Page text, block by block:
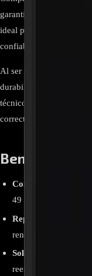
garantiza resolución
ideal para reparaciones
confiable.
Al ser un repuesto
durabilidad originales
técnicos calificados
correcta integración con
Beneficios
Compatibilidad
49 pulgadas.
Repuesto original LG
rendimiento de fábrica.
Solución eficiente
reemplazar el